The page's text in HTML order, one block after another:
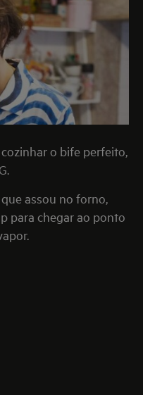
assou no forno,
para chegar ao ponto